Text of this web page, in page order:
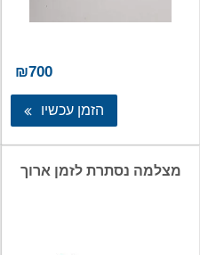
₪700
הזמן עכשיו
מצלמה נסתרת לזמן ארוך